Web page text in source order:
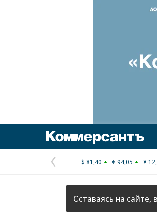
Предыдущая
страница
$ 81,40 € 94,05 ¥
Оставаясь на сайте,